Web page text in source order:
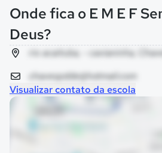
Onde fica o E M E F
Deus?
rio acaituba, - cavianinha,
chavespdde@hotmail.com
Visualizar contato da escola